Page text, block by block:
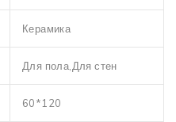
Керамика
Для пола,Для стен
60*120